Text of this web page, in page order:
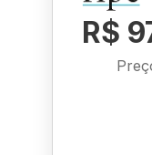
R$